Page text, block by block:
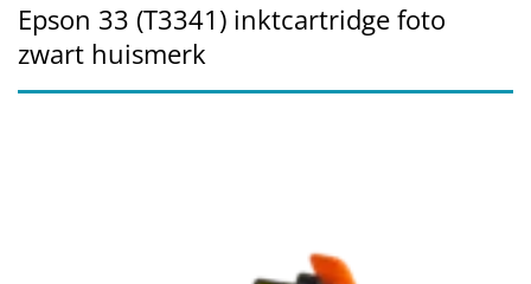
Epson 33 (T3341) inktcartridge foto
zwart huismerk